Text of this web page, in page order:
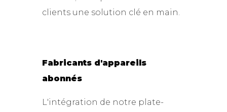
clients une solution clé en main.
Fabricants d'appareils
abonnés
L'intégration de notre plate-